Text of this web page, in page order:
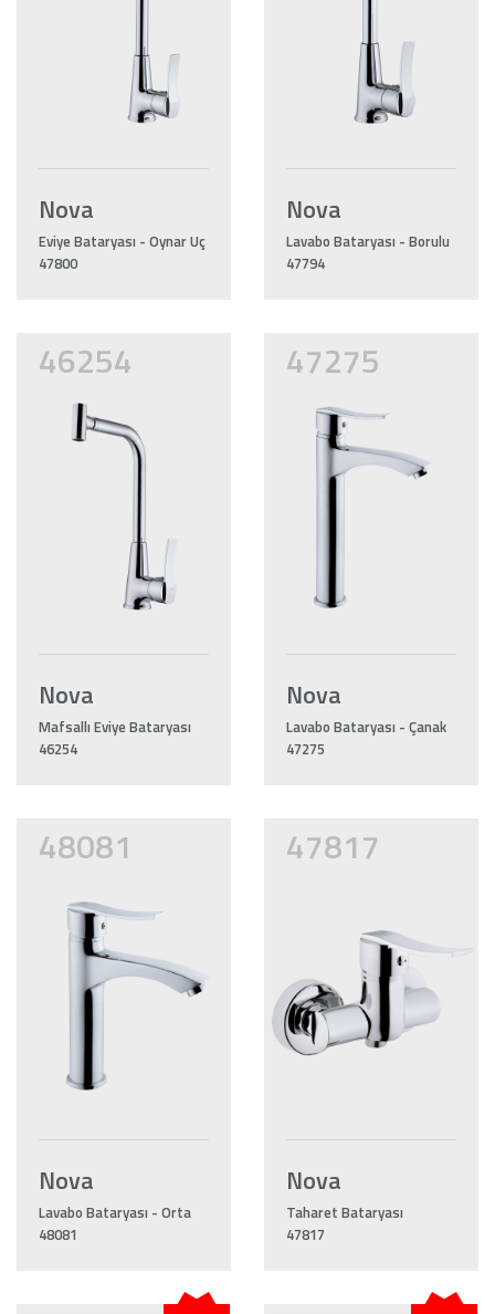
Nova
Eviye Bataryası - Oynar Uç
47800
Nova
Lavabo Bataryası - Borulu
47794
46254
Nova
Mafsallı Eviye Bataryası
46254
47275
Nova
Lavabo Bataryası - Çanak
47275
48081
Nova
Lavabo Bataryası - Orta
48081
47817
Nova
Taharet Bataryası
47817